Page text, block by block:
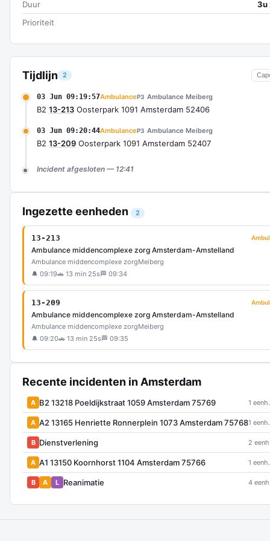
Tijdlijn 2
03 Jun 09:19:57AmbulanceP3 Ambulance Meiberg
B2 13-213 Oosterpark 1091 Amsterdam 52406
03 Jun 09:20:44AmbulanceP3 Ambulance Meiberg
B2 13-209 Oosterpark 1091 Amsterdam 52407
Incident afgesloten — 12:41
Ingezette eenheden 2
13-213
Ambulance middencomplexe zorg Amsterdam-Amstelland
Ambulance middencomplexe zorgMeiberg
🔔 09:19🚗 13 min 25s 🏁 09:34
13-209
Ambulance middencomplexe zorg Amsterdam-Amstelland
Ambulance middencomplexe zorgMeiberg
🔔 09:20🚗 13 min 25s 🏁 09:35
Recente incidenten in Amsterdam
A B2 13218 Poeldijkstraat 1059 Amsterdam 75769 1 eenh.
A A2 13165 Henriette Ronnerplein 1073 Amsterdam 757681 eenh.
B Dienstverlening 2
A A1 13150 Koornhorst 1104 Amsterdam 75766 1 eenh.
B A L Reanimatie 4
Duur
3u
Prioriteit